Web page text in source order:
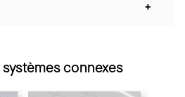
+
connexes